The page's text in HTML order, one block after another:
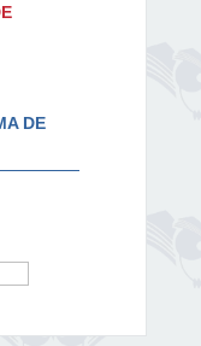
DE